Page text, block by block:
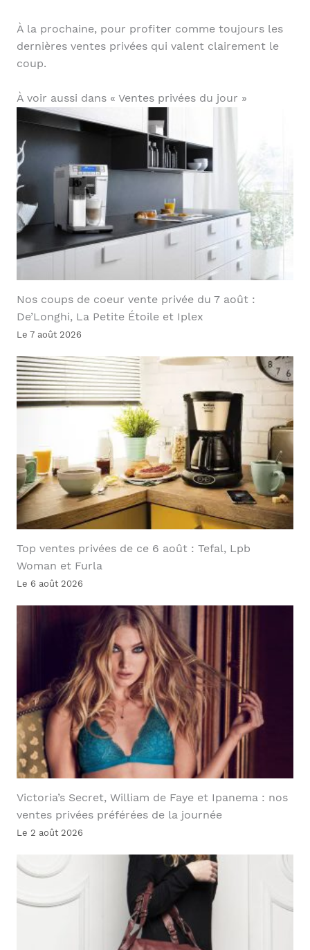
À la prochaine, pour profiter comme toujours les
dernières ventes privées qui valent clairement le
coup.
À voir aussi dans « Ventes privées du jour »
Nos coups de coeur vente privée du 7 août :
De’Longhi, La Petite Étoile et Iplex
Le 7 août 2026
Top ventes privées de ce 6 août : Tefal, Lpb
Woman et Furla
Le 6 août 2026
Victoria’s Secret, William de Faye et Ipanema : nos
ventes privées préférées de la journée
Le 2 août 2026